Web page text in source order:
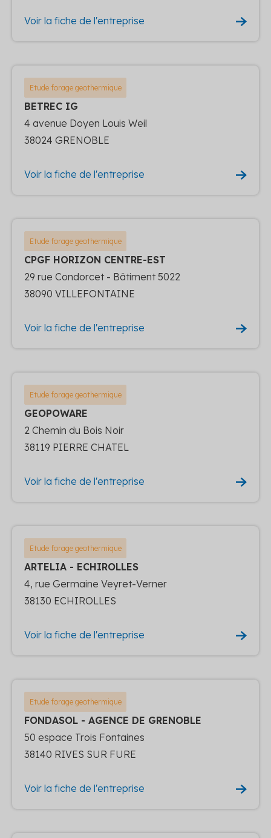
Voir la fiche de l'entreprise
Etude forage geothermique
BETREC IG
4 avenue Doyen Louis Weil
38024 GRENOBLE
Voir la fiche de l'entreprise
Etude forage geothermique
CPGF HORIZON CENTRE-EST
29 rue Condorcet - Bâtiment 5022
38090 VILLEFONTAINE
Voir la fiche de l'entreprise
Etude forage geothermique
GEOPOWARE
2 Chemin du Bois Noir
38119 PIERRE CHATEL
Voir la fiche de l'entreprise
Etude forage geothermique
ARTELIA - ECHIROLLES
4, rue Germaine Veyret-Verner
38130 ECHIROLLES
Voir la fiche de l'entreprise
Etude forage geothermique
FONDASOL - AGENCE DE GRENOBLE
50 espace Trois Fontaines
38140 RIVES SUR FURE
Voir la fiche de l'entreprise